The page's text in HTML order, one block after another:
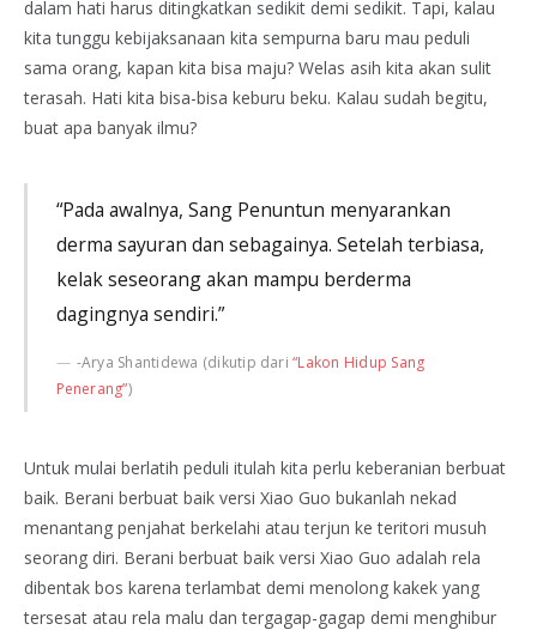
dalam hati harus ditingkatkan sedikit demi sedikit. Tapi, kalau
kita tunggu kebijaksanaan kita sempurna baru mau peduli
sama orang, kapan kita bisa maju? Welas asih kita akan sulit
terasah. Hati kita bisa-bisa keburu beku. Kalau sudah begitu,
buat apa banyak ilmu?
“Pada awalnya, Sang Penuntun menyarankan
derma sayuran dan sebagainya. Setelah terbiasa,
kelak seseorang akan mampu berderma
dagingnya sendiri.”
-Arya Shantidewa (dikutip dari“Lakon Hidup Sang
Penerang”)
Untuk mulai berlatih peduli itulah kita perlu keberanian berbuat
baik. Berani berbuat baik versi Xiao Guo bukanlah nekad
menantang penjahat berkelahi atau terjun ke teritori musuh
seorang diri. Berani berbuat baik versi Xiao Guo adalah rela
dibentak bos karena terlambat demi menolong kakek yang
tersesat atau rela malu dan tergagap-gagap demi menghibur